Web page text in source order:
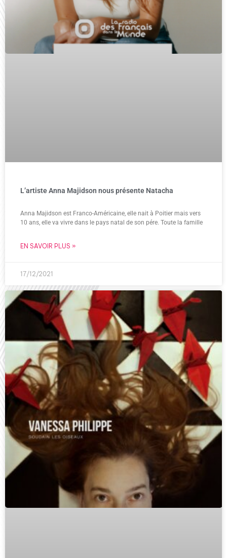
L’artiste Anna Majidson nous présente Natacha
Anna Majidson est Franco-Américaine, elle nait à Poitier mais vers
10 ans, elle va vivre dans le pays natal de son pére. Toute la famille
EN SAVOIR PLUS »
17/12/2021